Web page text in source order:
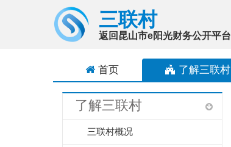
三联村
返回昆山市e阳光财务公开平台
首页 了解三联村
了解三联村
三联村概况